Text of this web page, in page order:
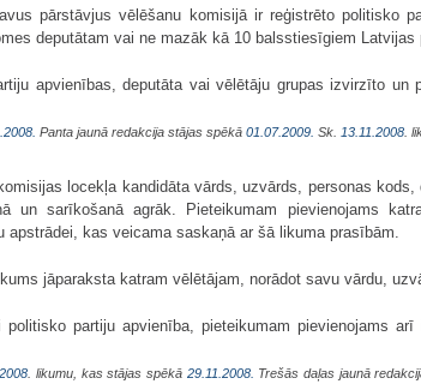
pārstāvjus vēlēšanu komisijā ir reģistrēto politisko
deputātam vai ne mazāk kā 10 balss­tiesīgiem
apvienības, deputāta vai vēlētāju grupas izvirzīto
Panta jaunā redakcija stājas spēkā 01.07.2009. Sk. 13.11.2008 .
locekļa kandidāta vārds, uzvārds, personas
un sarīkošanā agrāk. Pieteikumam pievienojams
apstrādei, kas veicama saskaņā ar šā likuma prasībām.
jāparaksta katram vēlētājam, norādot savu vārdu,
partiju apvienība, pieteikumam pievienojams
. likumu, kas stājas spēkā 29.11.2008. Trešās daļas jaunā